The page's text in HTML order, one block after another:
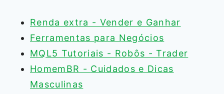
Renda extra - Vender e Ganhar
Ferramentas para Negócios
MQL5 Tutoriais - Robôs - Trader
HomemBR - Cuidados e Dicas
Masculinas